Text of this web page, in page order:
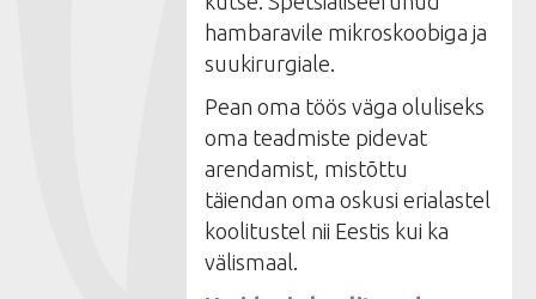
hambaravile mikroskoobiga ja
suukirurgiale.
Pean oma töös väga oluliseks
oma teadmiste pidevat
arendamist, mistõttu
täiendan oma oskusi erialastel
koolitustel nii Eestis kui ka
välismaal.